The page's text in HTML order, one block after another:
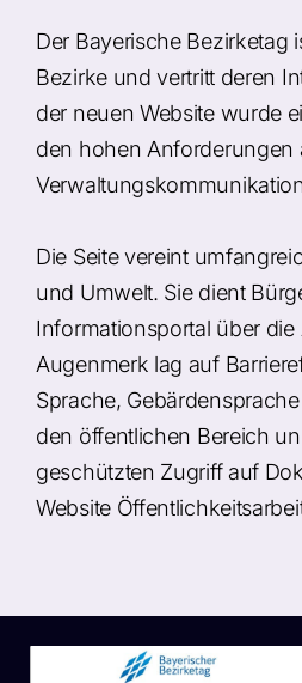
Der Bayerische Bezirketag
Bezirke und vertritt deren
der neuen Website wurde
den hohen Anforderungen
Die Seite vereint
und Umwelt. Sie dient
Informationsportal über
Augenmerk lag auf
Sprache,
den öffentlichen Bereich
geschützten Zugriff auf
Website